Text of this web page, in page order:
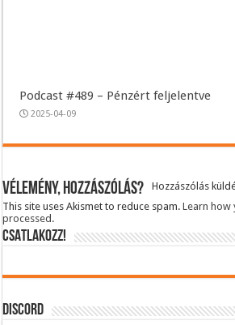
Podcast #489 – Pénzért feljelentve
2025-04-09
Vélemény, hozzászólás? Hozzászólás
This site uses Akismet to reduce spam.Learn how
processed.
CSATLAKOZZ!
DISCORD